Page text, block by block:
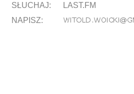
SŁUCHAJ:
LAST.FM
NAPISZ: